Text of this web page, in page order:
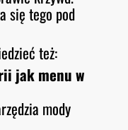
się tego pod
też:
jak menu w
mody